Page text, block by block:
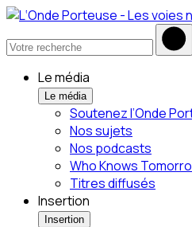
Le média
Le média
Soutenez l’Onde
Nos sujets
Nos podcasts
Who Knows
Titres diffusés
Insertion
Insertion